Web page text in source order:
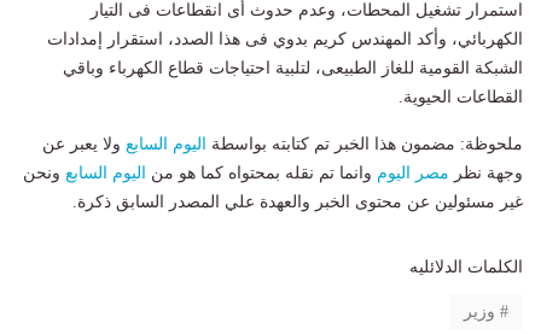
استمرار تشغيل المحطات، وعدم حدوث أى انقطاعات فى التيار
الكهربائي، وأكد المهندس كريم بدوي فى هذا الصدد، استقرار إمدادات
الشبكة القومية للغاز الطبيعى، لتلبية احتياجات قطاع الكهرباء وباقي
القطاعات الحيوية.
ملحوظة: مضمون هذا الخبر تم كتابته بواسطة اليوم السابع ولا يعبر عن
وجهة نظر مصر اليوم وانما تم نقله بمحتواه كما هو من اليوم السابع ونحن
غير مسئولين عن محتوى الخبر والعهدة علي المصدر السابق ذكرة.
الكلمات الدلائليه
وزير